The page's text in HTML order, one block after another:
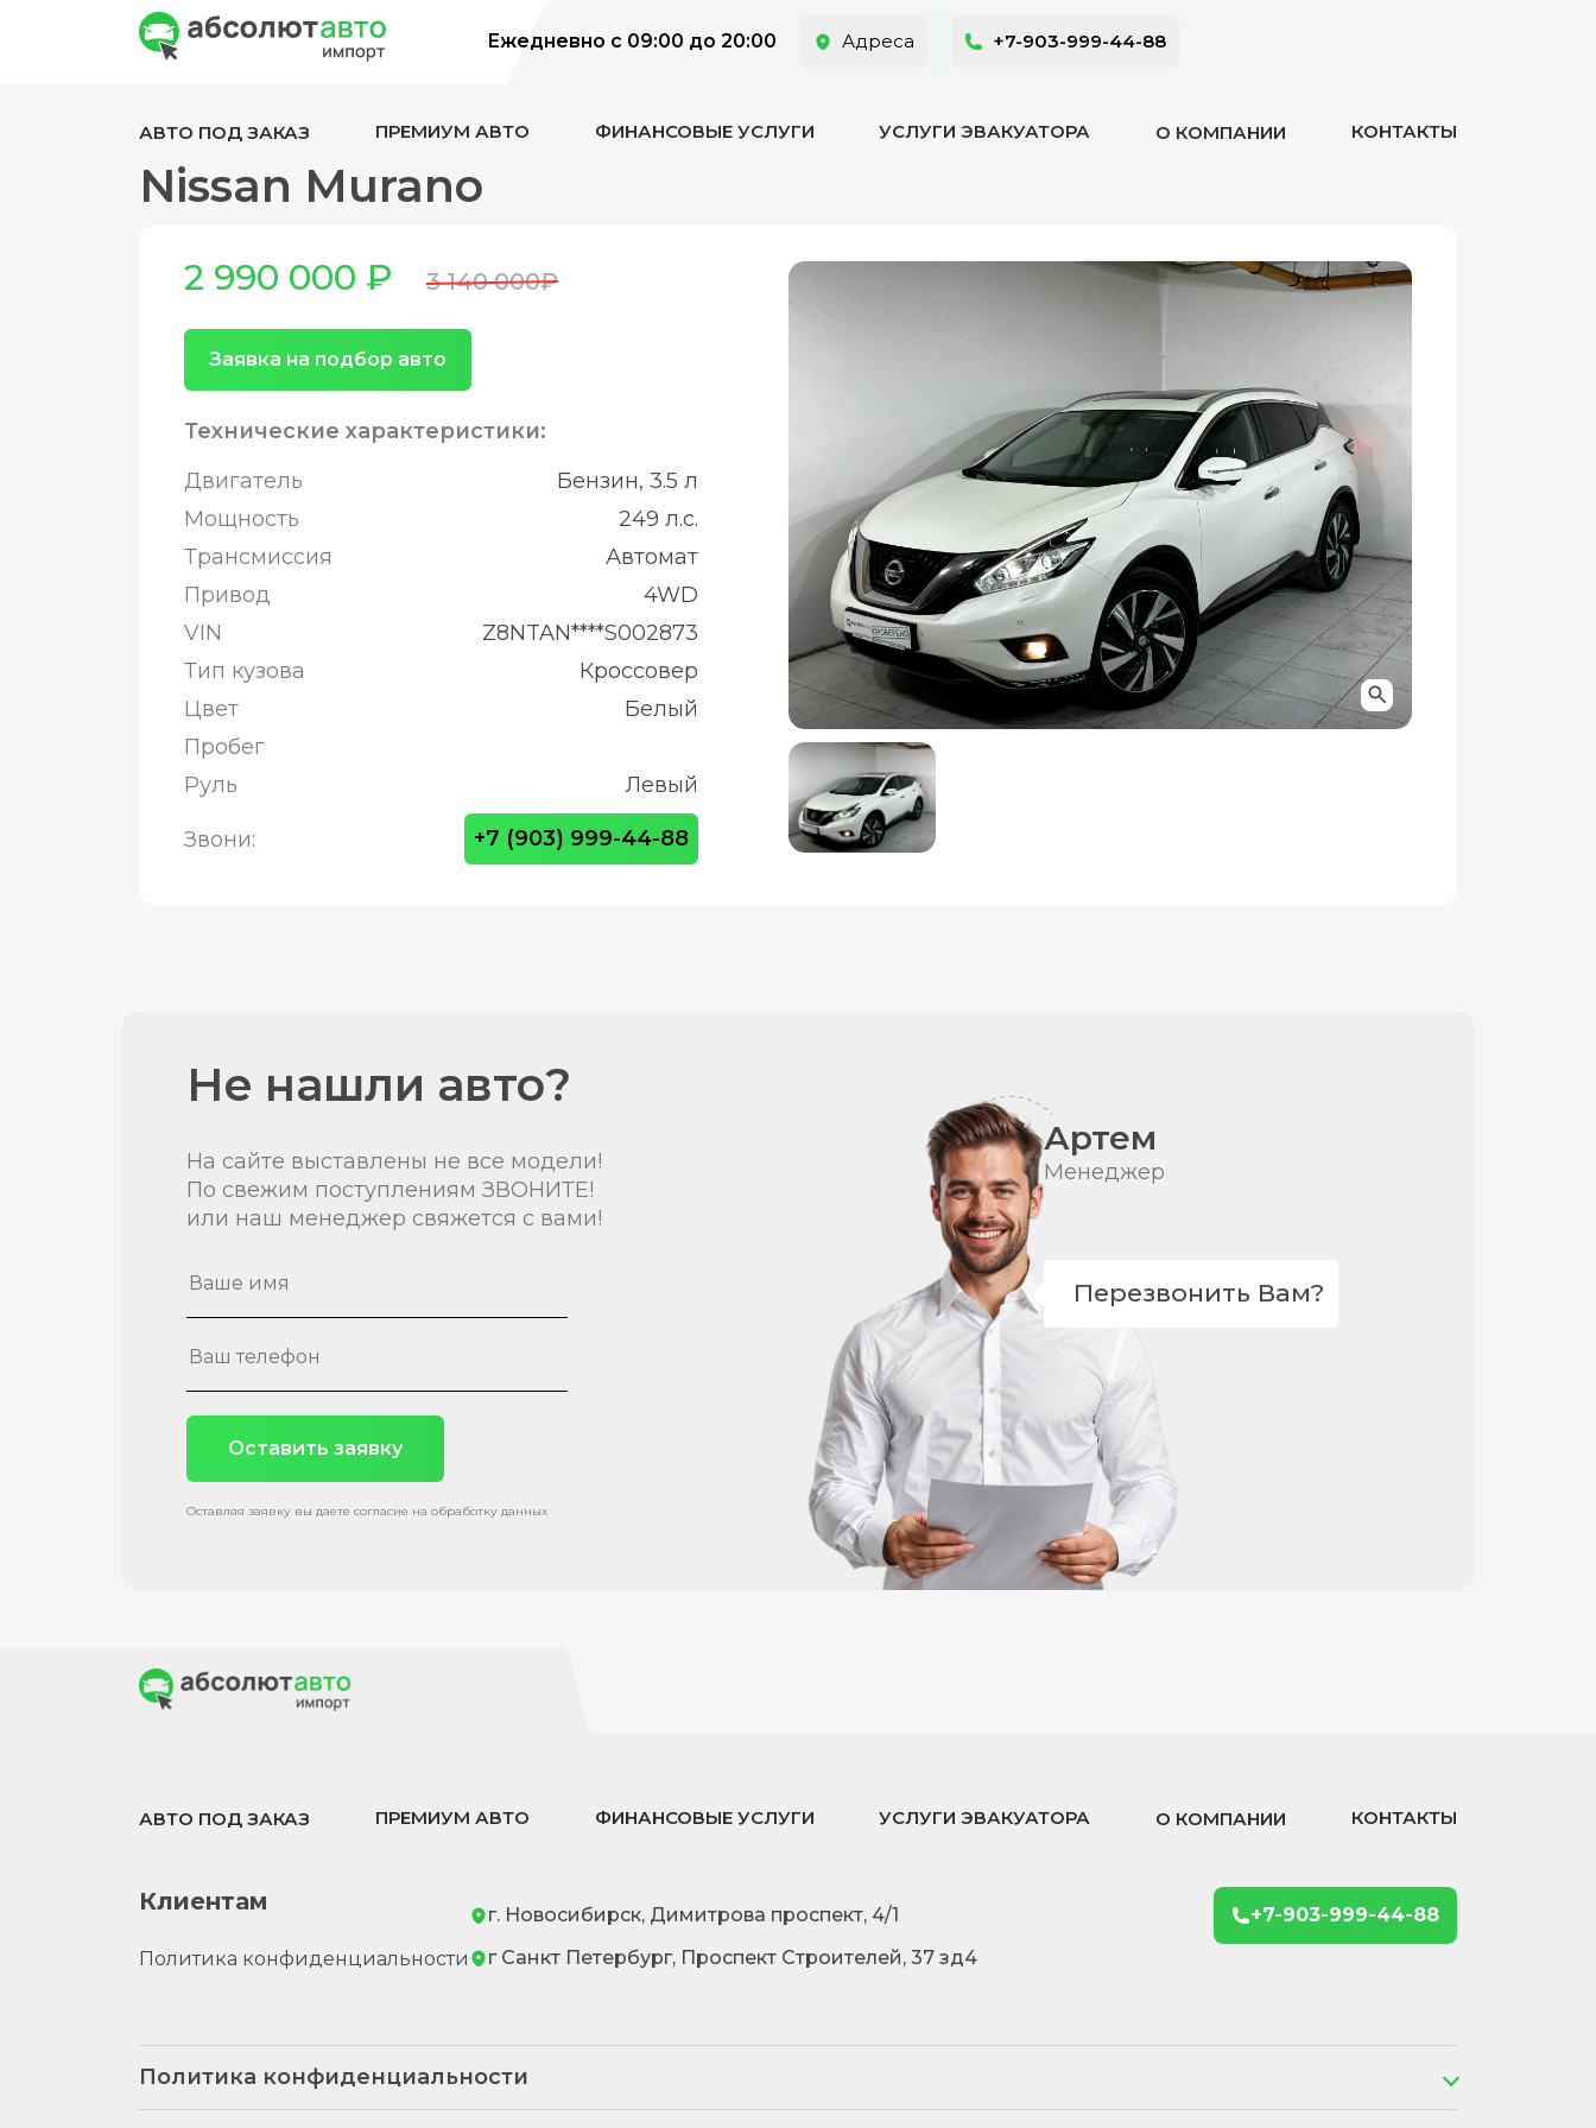
Ежедневно с 09:00 до 20:00 Адреса +7-903-999-44-88
АВТО ПОД ЗАКАЗ ПРЕМИУМ АВТО ФИНАНСОВЫЕ УСЛУГИ УСЛУГИ ЭВАКУАТОРА О КОМПАНИИ КОНТАКТЫ
Nissan Murano
2 990 000 ₽ 3 140 000₽
Заявка на подбор авто
Технические характеристики:
Двигатель
Бензин, 3.5 л
Мощность
249 л.с.
Трансмиссия
Автомат
Привод
4WD
VIN
Z8NTAN****S002873
Тип кузова
Кроссовер
Цвет
Белый
Пробег
Руль
Левый
Звони: +7 (903) 999-44-88
Не нашли авто?
На сайте выставлены не все модели!
По свежим поступлениям ЗВОНИТЕ!
или наш менеджер свяжется с вами!
Оставить заявку
Оставляя заявку вы даете согласие на обработку данных
Артем
Менеджер
Перезвонить Вам?
АВТО ПОД ЗАКАЗ ПРЕМИУМ АВТО ФИНАНСОВЫЕ УСЛУГИ УСЛУГИ ЭВАКУАТОРА О КОМПАНИИ КОНТАКТЫ
Клиентам
Политика конфиденциальности
г. Новосибирск, Димитрова проспект, 4/1
г Санкт Петербург, Проспект Строителей, 37 зд4
+7-903-999-44-88
Политика конфиденциальности